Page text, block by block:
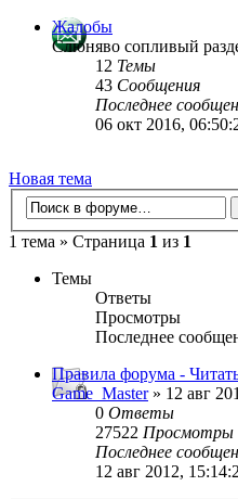
Жалобы
Слюняво сопливый
12 Темы
43 Сообщения
Последнее
06 окт 2016,
Новая тема
1 тема » Страница 1 из 1
Темы
Ответы
Просмотры
Последнее
Правила форума -
Game_Master» 12 авг
0 Ответы
27522 Просмотры
Последнее
12 авг 2012,